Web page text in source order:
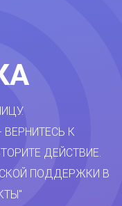
ВЕРНИТЕСЬ К
ДЕЙСТВИЕ.
ПОДДЕРЖКИ В